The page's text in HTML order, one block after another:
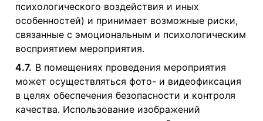
психологического воздействия и иных
особенностей) и принимает возможные риски,
связанные с эмоциональным и психологическим
восприятием мероприятия.
4.7. В помещениях проведения мероприятия
может осуществляться фото- и видеофиксация
в целях обеспечения безопасности и контроля
качества. Использование изображений